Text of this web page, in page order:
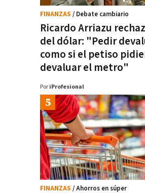
Ricardo Arriazu
del dólar: "Pedir
como si el petiso
devaluar el metro"
FINANZAS / Debate cambiario
Por iProfesional
FINANZAS / Ahorros en súper